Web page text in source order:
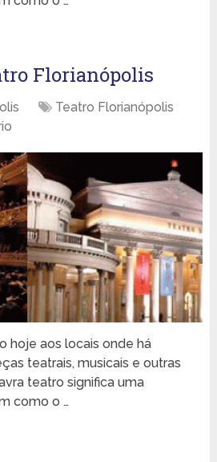
Florianópolis
Teatro Florianópolis
hoje aos locais onde há
teatrais, musicais e outras
teatro significa uma
como o …